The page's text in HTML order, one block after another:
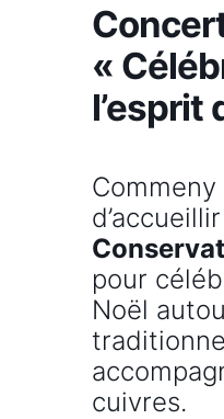
«
l’esprit
pour
Noël
cuivres.